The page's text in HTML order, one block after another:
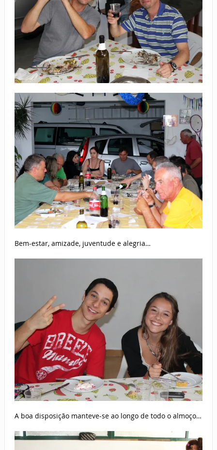
Bem-estar, amizade, juventude e alegria…
A boa disposição manteve-se ao longo de todo o almoço…